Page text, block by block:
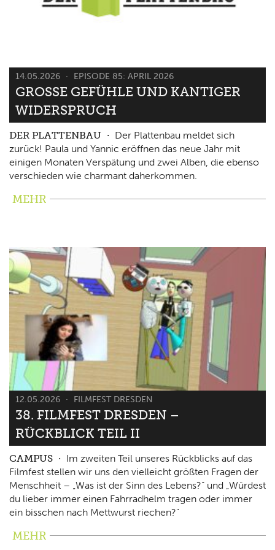
14.05.2026 EPISODE 85: APRIL 2026
GROSSE GEFÜHLE UND KANTIGER W
IDERSPRUCH
DER PLATTENBAU
Der Plattenbau meldet sich
zurück! Paula und Yannic eröffnen das neue Jahr mit
einigen Monaten Verspätung und zwei Alben, die ebenso
verschieden wie charmant daherkommen.
MEHR
12.05.2026 FILMFEST DRESDEN
38. FILMFEST DRESDEN –
RÜCKBLICK TEIL II
CAMPUS
Im zweiten Teil unseres Rückblicks auf das
Filmfest stellen wir uns den vielleicht größten Fragen der
Menschheit – „Was ist der Sinn des Lebens?“ und „Würdest
du lieber immer einen Fahrradhelm tragen oder immer
ein bisschen nach Mettwurst riechen?"
MEHR